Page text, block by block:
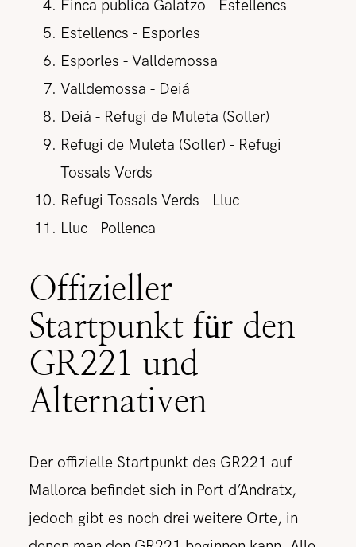
Finca publica Galatzo - Estellencs
Estellencs - Esporles
Esporles - Valldemossa
Valldemossa - Deiá
Deiá - Refugi de Muleta (Soller)
Refugi de Muleta (Soller) - Refugi
Tossals Verds
Refugi Tossals Verds - Lluc
Lluc - Pollenca
Offizieller
Startpunkt für den
GR221 und
Alternativen
Der offizielle Startpunkt des GR221 auf
Mallorca befindet sich in Port d’Andratx,
jedoch gibt es noch drei weitere Orte, in